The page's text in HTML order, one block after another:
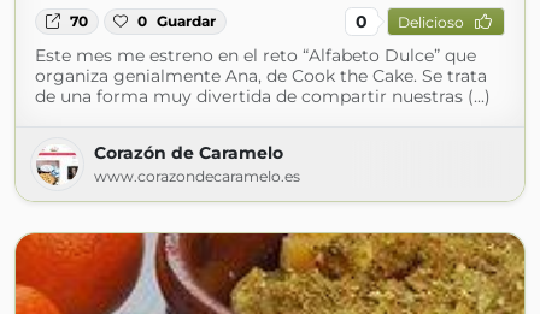
70 0 Guardar 0 Delicioso
Este mes me estreno en el reto “Alfabeto Dulce” que
organiza genialmente Ana, de Cook the Cake. Se trata
de una forma muy divertida de compartir nuestras (...)
Corazón de Caramelo
www.corazondecaramelo.es